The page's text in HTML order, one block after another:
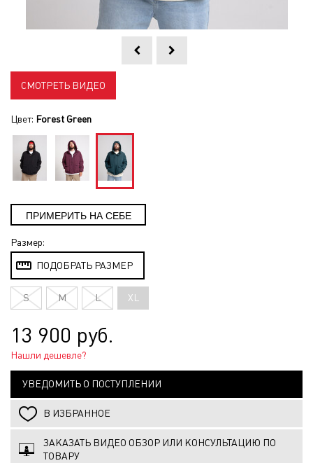
СМОТРЕТЬ ВИДЕО
Цвет: Forest Green
Размер:
ПОДОБРАТЬ РАЗМЕР
S M L XL
13 900 руб.
Нашли дешевле?
УВЕДОМИТЬ О ПОСТУПЛЕНИИ
В ИЗБРАННОЕ
ЗАКАЗАТЬ ВИДЕО ОБЗОР ИЛИ КОНСУЛЬТАЦИЮ ПО
ТОВАРУ